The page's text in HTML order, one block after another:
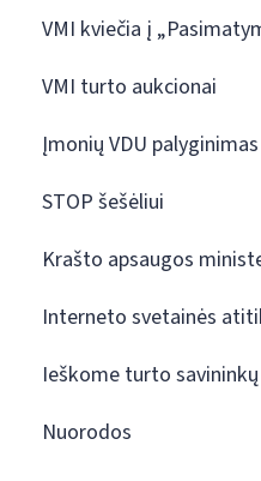
VMI kviečia į
VMI turto aukcionai
Įmonių VDU palyginimas
STOP šešėliui
Krašto apsaugos
Interneto svetainės
Ieškome turto savininkų
Nuorodos